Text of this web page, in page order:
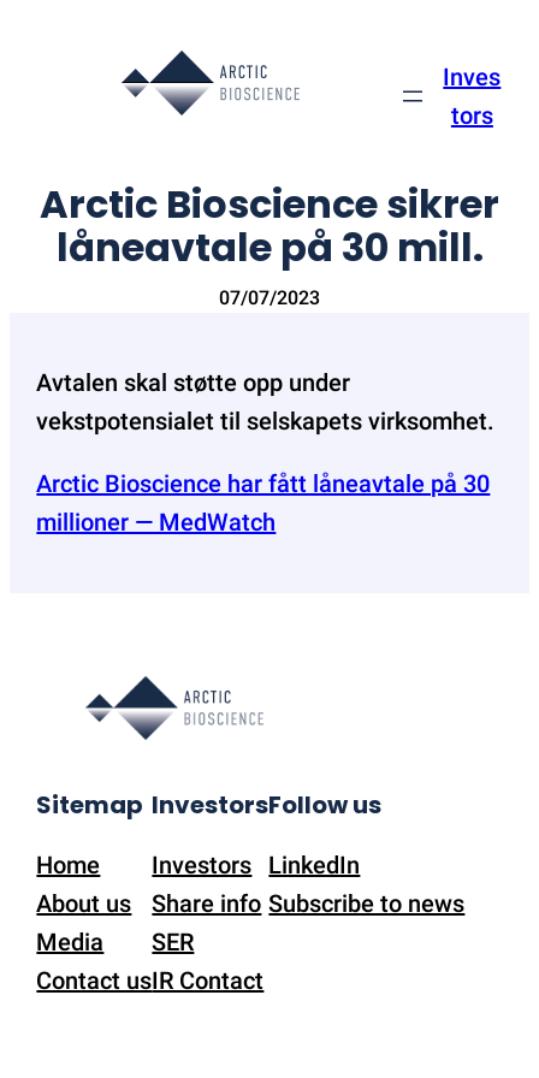
Inves
tors
Arctic Bioscience sikrer
låneavtale på 30 mill.
07/07/2023
Avtalen skal støtte opp under
vekstpotensialet til selskapets virksomhet.
Arctic Bioscience har fått låneavtale på 30
millioner — MedWatch
Sitemap
Home
About us
Media
Contact us
Investors
Investors
Share info
SER
IR Contact
Follow us
LinkedIn
Subscribe to news